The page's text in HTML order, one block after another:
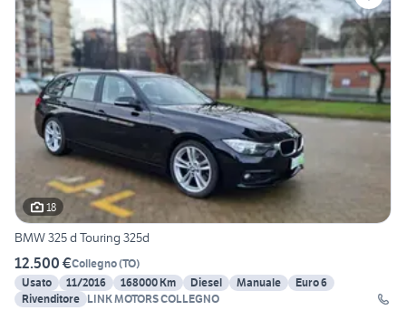
18
BMW 325 d Touring 325d
12.500 €Collegno(TO)
Usato
11/2016 168000 Km Diesel Manuale
Euro 6
Rivenditore LINK MOTORS COLLEGNO